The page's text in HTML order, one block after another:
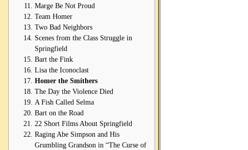
Marge Be Not Proud
Team Homer
Two Bad Neighbors
Scenes from the Class Struggle in
Springfield
Bart the Fink
Lisa the Iconoclast
Homer the Smithers
The Day the Violence Died
A Fish Called Selma
Bart on the Road
22 Short Films About Springfield
Raging Abe Simpson and His
Grumbling Grandson in “The Curse of